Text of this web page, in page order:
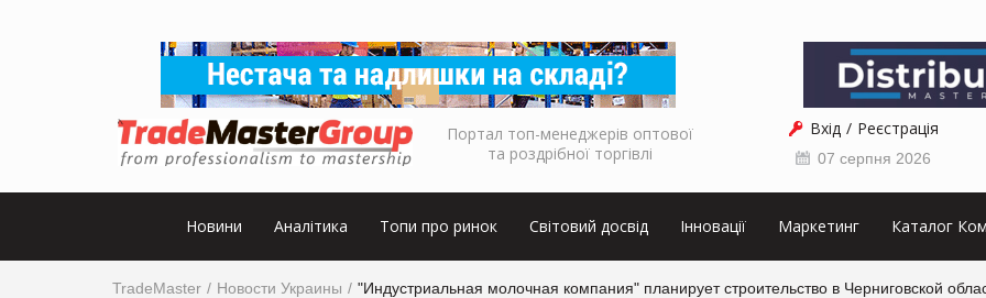
Портал топ-менеджерів оптової
та роздрібної торгівлі
Вхід Реєстрація
07 серпня 2026
Новини Аналітика Топи про ринок Світовий досвід Інновації Маркетинг Каталог
TradeMaster Новости Украины "Индустриальная молочная компания" планирует строительство в Черниговской